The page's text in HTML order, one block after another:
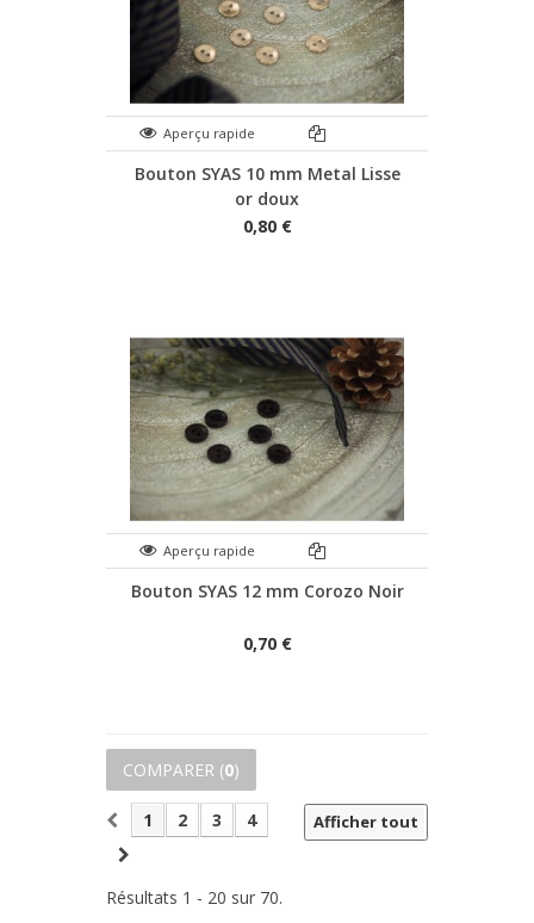
Aperçu rapide
Bouton SYAS 10 mm Metal Lisse
or doux
0,80 €
Aperçu rapide
Bouton SYAS 12 mm Corozo Noir
0,70 €
COMPARER (0)
Afficher tout
1 2 3 4
Résultats 1 - 20 sur 70.